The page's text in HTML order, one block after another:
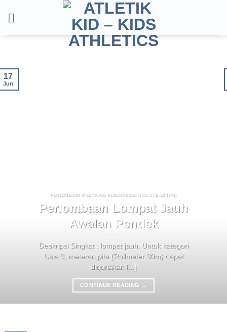
PERLOMBAAN ATLETIK KID PERLOMBAAN USIA 3 (11-12 THN)
Perlombaan Lompat Jauh
Awalan Pendek
Deskripsi Singkat : lompat jauh. Untuk kategori
Usia 3, meteran pita (Rollmeter 30m) dapat
digunakan [...]
CONTINUE READING →
17
Jun